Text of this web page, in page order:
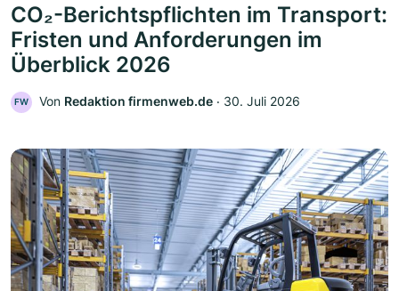
CO₂-Berichtspflichten im Transport:
Fristen und Anforderungen im
Überblick 2026
FW Von Redaktion firmenweb.de ‧ 30. Juli 2026